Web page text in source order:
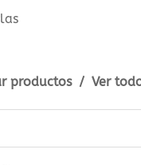
productos Ver